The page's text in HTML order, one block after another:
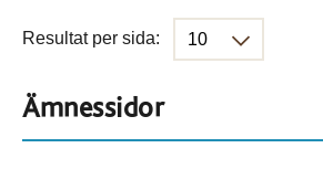
Resultat per sida:
Ämnessidor